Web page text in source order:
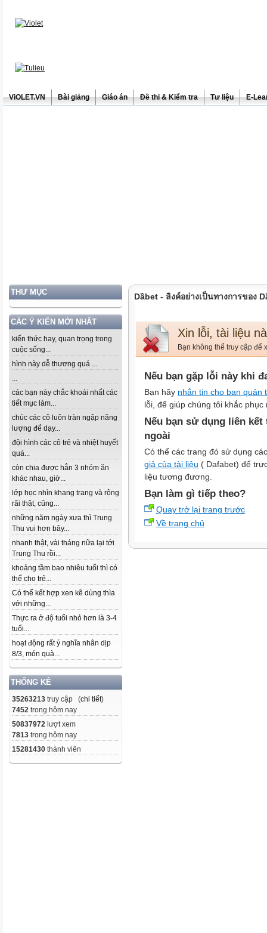
ViOLET.VN Bài giảng Giáo án Đề thi & Kiểm tra Tư liệu E-
THƯ MỤC
CÁC Ý KIẾN MỚI NHẤT
kiến thức hay, quan trọng trong
cuộc sống...
hình này dễ thương quá ...
...
các bạn này chắc khoái nhất các
tiết mục làm...
chúc các cô luôn tràn ngập năng
lượng để dạy...
đội hình các cô trẻ và nhiệt huyết
quá...
còn chia được hẳn 3 nhóm ăn
khác nhau, giờ...
lớp học nhìn khang trang và rộng
rãi thật, cũng...
những năm ngày xưa thì Trung
Thu vui hơn bây...
nhanh thật, vài tháng nữa lại tới
Trung Thu rồi...
khoảng tầm bao nhiêu tuổi thì có
thể cho trẻ...
Có thể kết hợp xen kẽ dùng thìa
với những...
Thực ra ở độ tuổi nhỏ hơn là 3-4
tuổi...
hoạt động rất ý nghĩa nhân dịp
8/3, món quà...
THỐNG KÊ
35263213 truy cập (chi tiết)
7452 trong hôm nay
50837972 lượt xem
7813 trong hôm nay
15281430 thành viên
Dầbet - ลิงค์อย่างเป็นทางการของ
Xin lỗi, tài liệu
Bạn không thể truy cập để
Nếu bạn gặp lỗi này khi
Bạn hãy nhắn tin cho ban quản
lỗi, để giúp chúng tôi khắc phục
Nếu bạn sử dụng liên
ngoài
Có thể các trang đó sử dụng
giả của tài liệu ( Dafabet) để
liệu tương đương.
Bạn làm gì tiếp theo?
Quay trở lại trang trước
Về trang chủ